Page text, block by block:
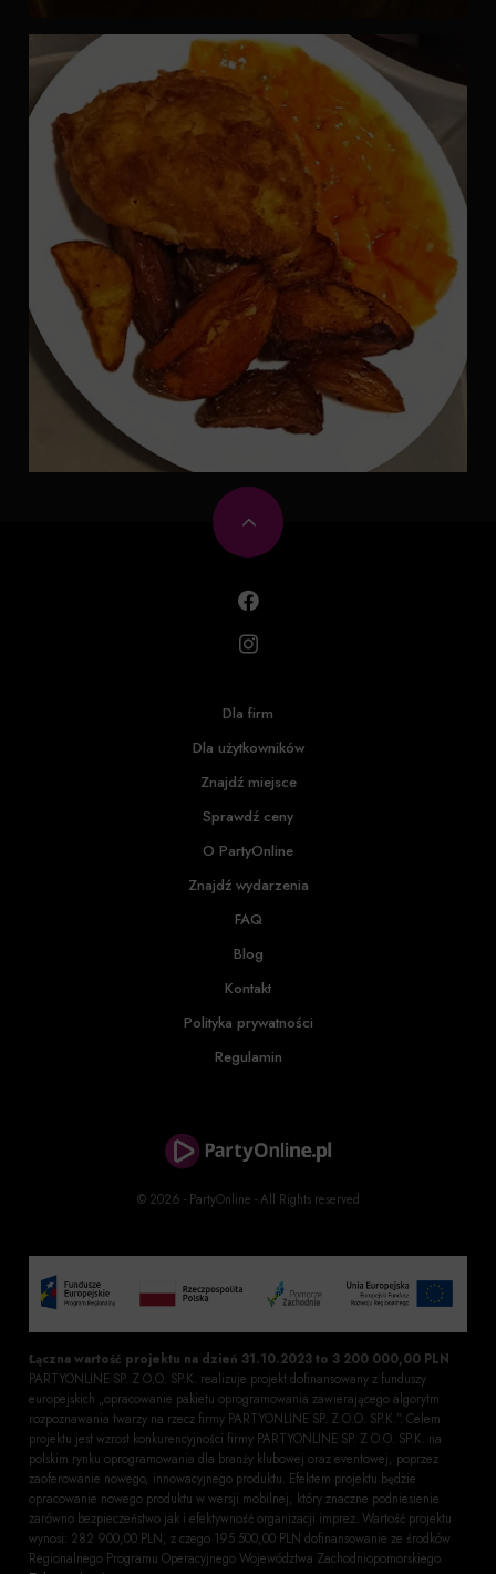
© 2026 - PartyOnline - All Rights reserved
Dla firm
Dla użytkowników
Znajdź miejsce
Sprawdź ceny
O PartyOnline
Znajdź wydarzenia
FAQ
Blog
Kontakt
Polityka prywatności
Regulamin
Łączna wartość projektu na dzień 31.10.2023 to 3 200 000,00 PLN
PARTYONLINE SP. Z O.O. SP.K. realizuje projekt dofinansowany z funduszy
europejskich „opracowanie pakietu oprogramowania zawierającego algorytm
rozpoznawania twarzy na rzecz firmy PARTYONLINE SP. Z O.O. SP.K.”. Celem
projektu jest wzrost konkurencyjności firmy PARTYONLINE SP. Z O.O. SP.K. na
polskim rynku oprogramowania dla branży klubowej oraz eventowej, poprzez
zaoferowanie nowego, innowacyjnego produktu. Efektem projektu będzie
opracowanie nowego produktu w wersji mobilnej, który znaczne podniesienie
zarówno bezpieczeństwo jak i efektywność organizacji imprez. Wartość projektu
wynosi: 282 900,00 PLN, z czego 195 500,00 PLN dofinansowanie ze środków
Regionalnego Programu Operacyjnego Województwa Zachodniopomorskiego.